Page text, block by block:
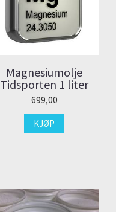
Magnesiumolje
Tidsporten 1 liter
699,00
KJØP